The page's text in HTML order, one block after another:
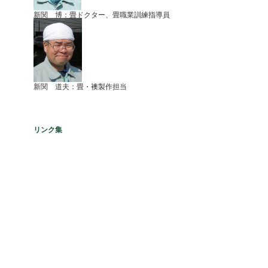
新関 博：畳ドクター、畳職業訓練指導員
新関 道夫：畳・襖製作担当
リンク集